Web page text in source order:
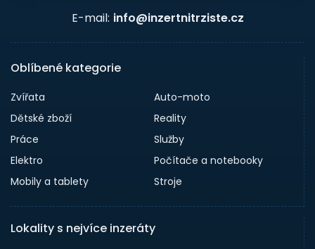
E-mail: info@inzertnitrziste.cz
Oblíbené kategorie
Zvířata
Auto-moto
Dětské zboží
Reality
Práce
Služby
Elektro
Počítače a notebooky
Mobily a tablety
Stroje
Lokality s nejvíce inzeráty